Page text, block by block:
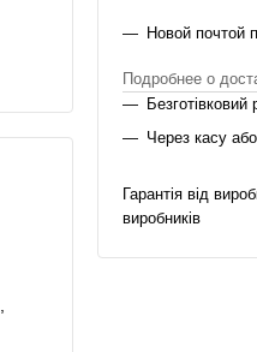
Новой почтой
Подробнее о
Безготівковий
Через касу
Гарантія від
виробників